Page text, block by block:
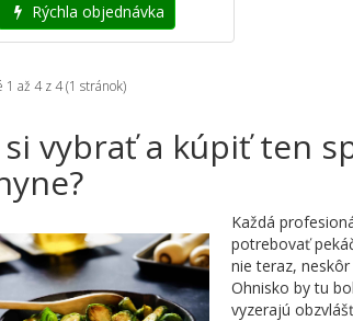
Rýchla objednávka
1 až 4 z 4 (1 stránok)
vybrať a kúpiť ten
Každá
potrebovať
nie teraz,
Ohnisko by tu
vyzerajú